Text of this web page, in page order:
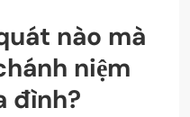
nào mà
niệm
đình?